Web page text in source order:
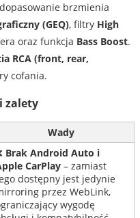
brzmienia
(GEQ), filtry High
oraz funkcja Bass Boost.
RCA (front, rear,
cofania.
zalety
Wady
Brak Android Auto i
CarPlay– zamiast
dostępny jest jedynie
przez WebLink,
wygodę